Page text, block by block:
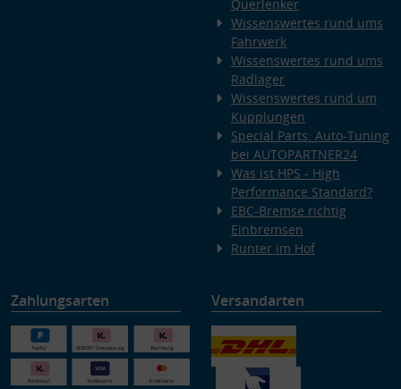
Querlenker
Wissenswertes rund ums
Fahrwerk
Wissenswertes rund ums
Radlager
Wissenswertes rund um
Kupplungen
Special Parts: Auto-Tuning
bei AUTOPARTNER24
Was ist HPS - High
Performance Standard?
EBC-Bremse richtig
Einbremsen
Runter im Hof
Zahlungsarten Versandarten